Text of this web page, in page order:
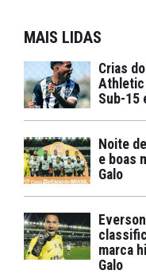
MAIS LIDAS
Crias
Athletic
Sub-15
Noite
e boas
Galo
marca
Galo